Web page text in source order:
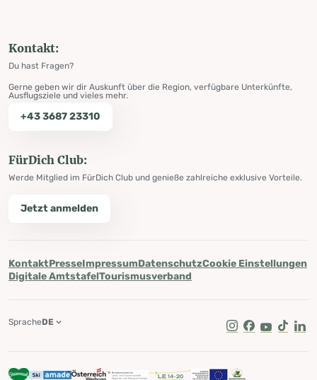
Kontakt:
Du hast Fragen?
Gerne geben wir dir Auskunft über die Region, verfügbare Unterkünfte,
Ausflugsziele und vieles mehr.
+43 3687 23310
FürDich Club:
Werde Mitglied im FürDich Club und genieße zahlreiche exklusive Vorteile.
Jetzt anmelden
KontaktPresseImpressumDatenschutzCookie Einstellungen
Digitale AmtstafelTourismusverband
Instagram
Facebook
Youtube
Tik Tok
SpracheDE